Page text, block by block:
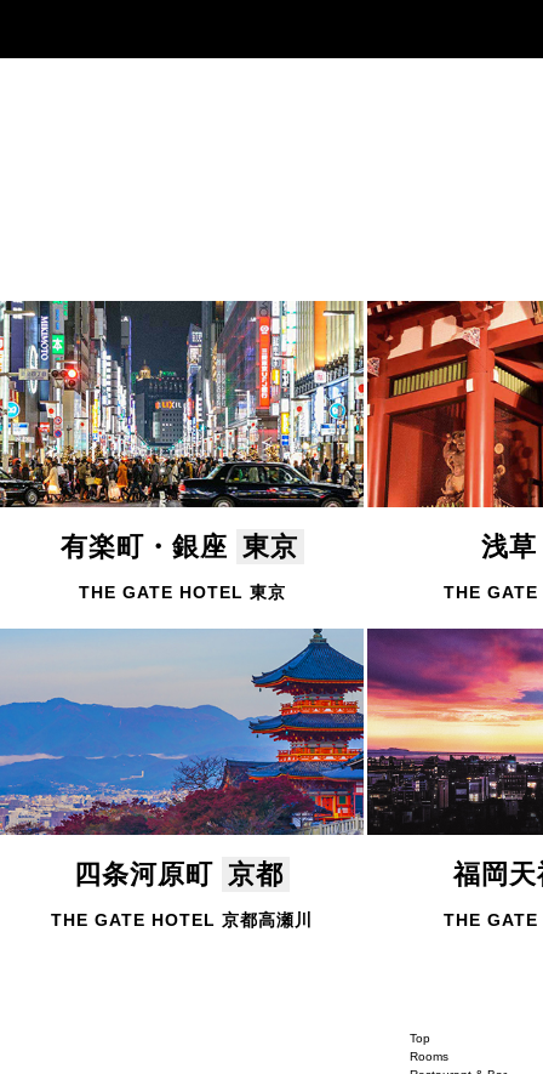
有楽町・銀座 東京
THE GATE HOTEL 東京
浅
THE
四条河原町 京都
THE GATE HOTEL 京都高瀬川
福岡
THE
Top
Rooms